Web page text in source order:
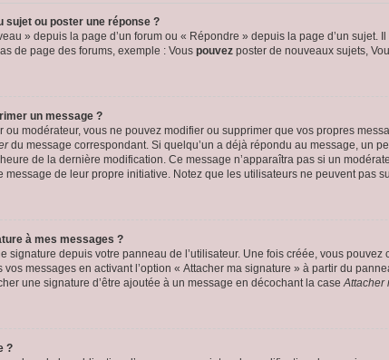
sujet ou poster une réponse ?
» depuis la page d’un forum ou « Répondre » depuis la page d’un
de page des forums, exemple : Vous pouvez poster de nouveaux sujets,
un message ?
ou modérateur, vous ne pouvez modifier ou supprimer que vos propres
du message correspondant. Si quelqu’un a déjà répondu au message, un
de la dernière modification. Ce message n’apparaîtra pas si un
message de leur propre initiative. Notez que les utilisateurs ne peuvent pas
à mes messages ?
signature depuis votre panneau de l’utilisateur. Une fois créée, vous pouvez
vos messages en activant l’option « Attacher ma signature » à partir du
une signature d’être ajoutée à un message en décochant la caseAttacher
?